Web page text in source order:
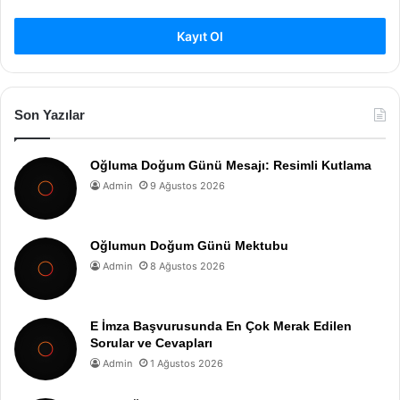
Kayıt Ol
Son Yazılar
Oğluma Doğum Günü Mesajı: Resimli Kutlama
Admin 9 Ağustos 2026
Oğlumun Doğum Günü Mektubu
Admin 8 Ağustos 2026
E İmza Başvurusunda En Çok Merak Edilen
Sorular ve Cevapları
Admin 1 Ağustos 2026